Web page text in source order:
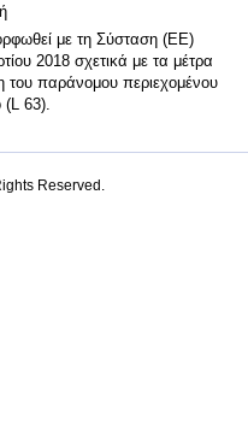
με τη Σύσταση (ΕΕ)
2018 σχετικά με τα μέτρα
του παράνομου περιεχομένου
(L 63).
Reserved.